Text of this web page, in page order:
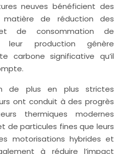
neuves bénéficient des
matière de réduction des
de consommation de
leur production génère
carbone significative qu’il
de plus en plus strictes
ont conduit à des progrès
thermiques modernes
de particules fines que leurs
motorisations hybrides et
à réduire l’impact